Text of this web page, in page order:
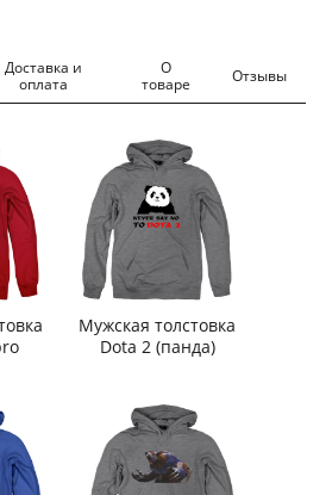
Доставка и
оплата
О
товаре
Отзывы
Мужская толстовка
Dota 2 (панда)